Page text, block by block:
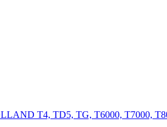
T4, TD5, TG, T6000, T7000,